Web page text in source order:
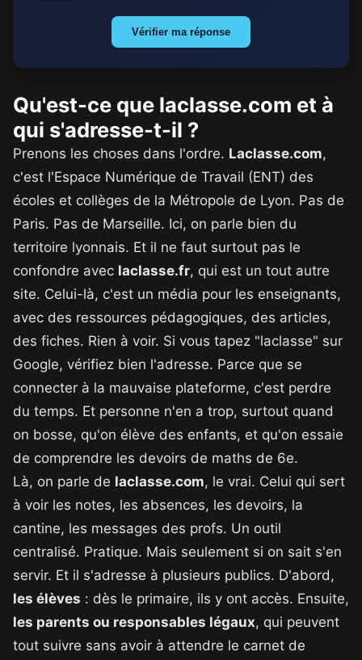
Vérifier ma réponse
Qu'est-ce que laclasse.com et à
qui s'adresse-t-il ?
Prenons les choses dans l'ordre. Laclasse.com,
c'est l'Espace Numérique de Travail (ENT) des
écoles et collèges de la Métropole de Lyon. Pas de
Paris. Pas de Marseille. Ici, on parle bien du
territoire lyonnais. Et il ne faut surtout pas le
confondre avec laclasse.fr, qui est un tout autre
site. Celui-là, c'est un média pour les enseignants,
avec des ressources pédagogiques, des articles,
des fiches. Rien à voir. Si vous tapez "laclasse" sur
Google, vérifiez bien l'adresse. Parce que se
connecter à la mauvaise plateforme, c'est perdre
du temps. Et personne n'en a trop, surtout quand
on bosse, qu'on élève des enfants, et qu'on essaie
de comprendre les devoirs de maths de 6e.
Là, on parle de laclasse.com, le vrai. Celui qui sert
à voir les notes, les absences, les devoirs, la
cantine, les messages des profs. Un outil
centralisé. Pratique. Mais seulement si on sait s'en
servir. Et il s'adresse à plusieurs publics. D'abord,
les élèves : dès le primaire, ils y ont accès. Ensuite,
les parents ou responsables légaux, qui peuvent
tout suivre sans avoir à attendre le carnet de